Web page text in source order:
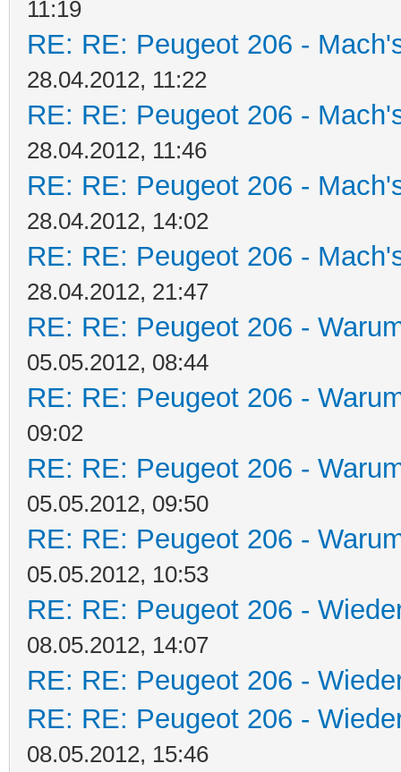
11:19
RE: RE: Peugeot 206 -
28.04.2012, 11:22
RE: RE: Peugeot 206 -
28.04.2012, 11:46
RE: RE: Peugeot 206 -
28.04.2012, 14:02
RE: RE: Peugeot 206 -
28.04.2012, 21:47
RE: RE: Peugeot 206 -
05.05.2012, 08:44
RE: RE: Peugeot 206 -
09:02
RE: RE: Peugeot 206 -
05.05.2012, 09:50
RE: RE: Peugeot 206 -
05.05.2012, 10:53
RE: RE: Peugeot 206 -
08.05.2012, 14:07
RE: RE: Peugeot 206 -
RE: RE: Peugeot 206 -
08.05.2012, 15:46